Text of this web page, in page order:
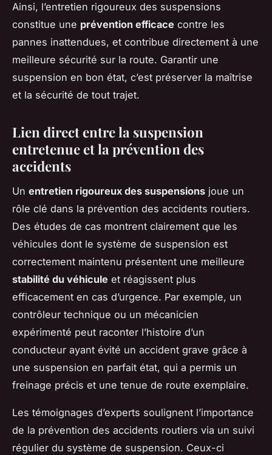
Ainsi, l’entretien rigoureux des suspensions
constitue une prévention efficace contre les
pannes inattendues, et contribue directement à une
meilleure sécurité sur la route. Garantir une
suspension en bon état, c’est préserver la maîtrise
et la sécurité de tout trajet.
Lien direct entre la suspension
entretenue et la prévention des
accidents
Un entretien rigoureux des suspensions joue un
rôle clé dans la prévention des accidents routiers.
Des études de cas montrent clairement que les
véhicules dont le système de suspension est
correctement maintenu présentent une meilleure
stabilité du véhicule et réagissent plus
efficacement en cas d’urgence. Par exemple, un
contrôleur technique ou un mécanicien
expérimenté peut raconter l’histoire d’un
conducteur ayant évité un accident grave grâce à
une suspension en parfait état, qui a permis un
freinage précis et une tenue de route exemplaire.
Les témoignages d’experts soulignent l’importance
de la prévention des accidents routiers via un suivi
régulier du système de suspension. Ceux-ci